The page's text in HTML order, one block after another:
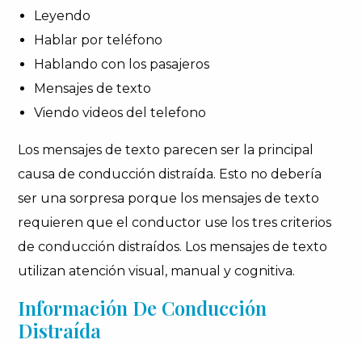
Leyendo
Hablar por teléfono
Hablando con los pasajeros
Mensajes de texto
Viendo videos del telefono
Los mensajes de texto parecen ser la principal
causa de conducción distraída. Esto no debería
ser una sorpresa porque los mensajes de texto
requieren que el conductor use los tres criterios
de conducción distraídos. Los mensajes de texto
utilizan atención visual, manual y cognitiva.
Información De Conducción
Distraída